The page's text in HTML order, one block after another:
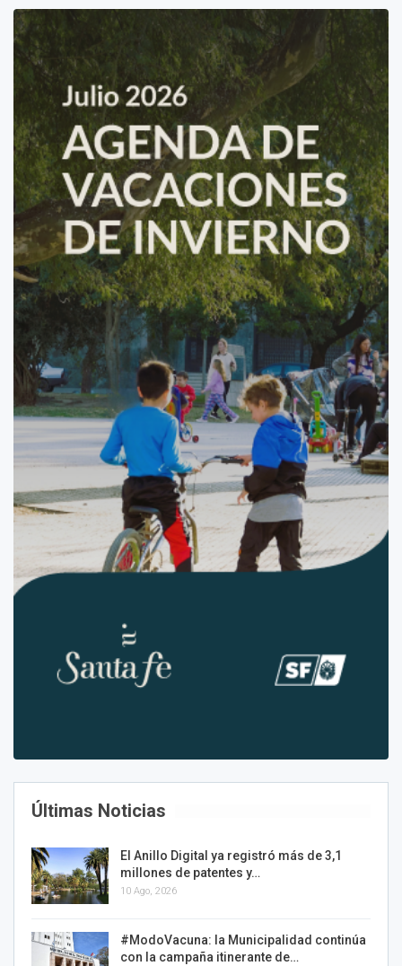
Últimas Noticias
El Anillo Digital ya registró más de 3,1
millones de patentes y…
10 Ago, 2026
#ModoVacuna: la Municipalidad continúa
con la campaña itinerante de…